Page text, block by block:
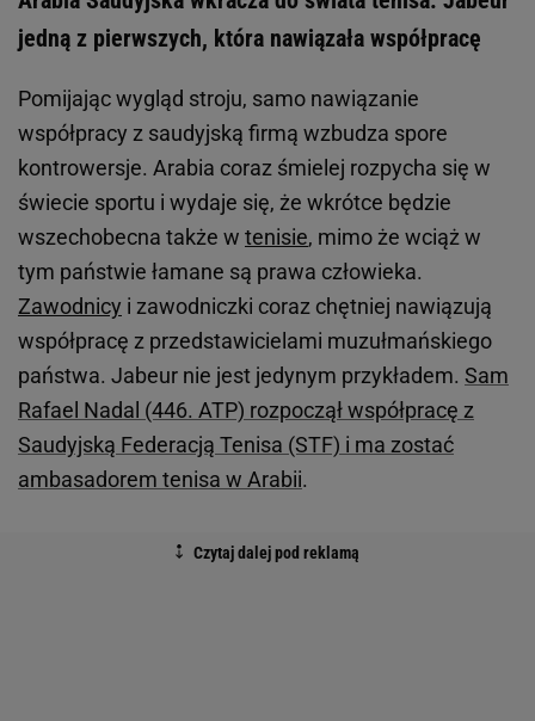
jedną z pierwszych, która nawiązała współpracę
Pomijając wygląd stroju, samo nawiązanie
współpracy z saudyjską firmą wzbudza spore
kontrowersje. Arabia coraz śmielej rozpycha się w
świecie sportu i wydaje się, że wkrótce będzie
wszechobecna także w tenisie, mimo że wciąż w
tym państwie łamane są prawa człowieka.
Zawodnicy i zawodniczki coraz chętniej nawiązują
współpracę z przedstawicielami muzułmańskiego
państwa. Jabeur nie jest jedynym przykładem. Sam
Rafael Nadal (446. ATP) rozpoczął współpracę z
Saudyjską Federacją Tenisa (STF) i ma zostać
ambasadorem tenisa w Arabii.